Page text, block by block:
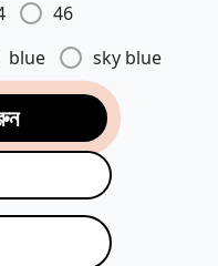
46
blue sky blue